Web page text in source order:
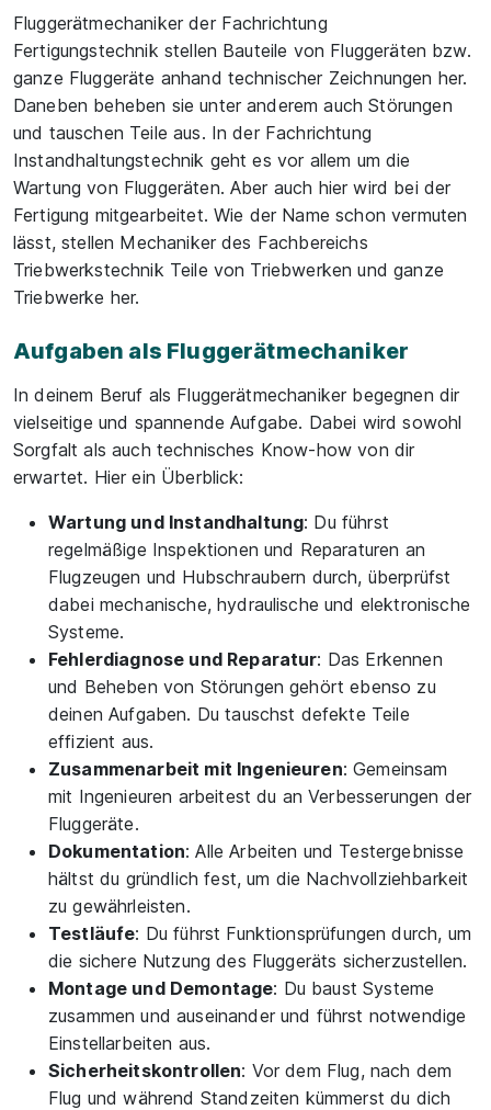
Fluggerätmechaniker der Fachrichtung
Fertigungstechnik stellen Bauteile von Fluggeräten bzw.
ganze Fluggeräte anhand technischer Zeichnungen her.
Daneben beheben sie unter anderem auch Störungen
und tauschen Teile aus. In der Fachrichtung
Instandhaltungstechnik geht es vor allem um die
Wartung von Fluggeräten. Aber auch hier wird bei der
Fertigung mitgearbeitet. Wie der Name schon vermuten
lässt, stellen Mechaniker des Fachbereichs
Triebwerkstechnik Teile von Triebwerken und ganze
Triebwerke her.
Aufgaben als Fluggerätmechaniker
In deinem Beruf als Fluggerätmechaniker begegnen dir
vielseitige und spannende Aufgabe. Dabei wird sowohl
Sorgfalt als auch technisches Know-how von dir
erwartet. Hier ein Überblick:
Wartung und Instandhaltung: Du führst
regelmäßige Inspektionen und Reparaturen an
Flugzeugen und Hubschraubern durch, überprüfst
dabei mechanische, hydraulische und elektronische
Systeme.
Fehlerdiagnose und Reparatur: Das Erkennen
und Beheben von Störungen gehört ebenso zu
deinen Aufgaben. Du tauschst defekte Teile
effizient aus.
Zusammenarbeit mit Ingenieuren: Gemeinsam
mit Ingenieuren arbeitest du an Verbesserungen der
Fluggeräte.
Dokumentation: Alle Arbeiten und Testergebnisse
hältst du gründlich fest, um die Nachvollziehbarkeit
zu gewährleisten.
Testläufe: Du führst Funktionsprüfungen durch, um
die sichere Nutzung des Fluggeräts sicherzustellen.
Montage und Demontage: Du baust Systeme
zusammen und auseinander und führst notwendige
Einstellarbeiten aus.
Sicherheitskontrollen: Vor dem Flug, nach dem
Flug und während Standzeiten kümmerst du dich